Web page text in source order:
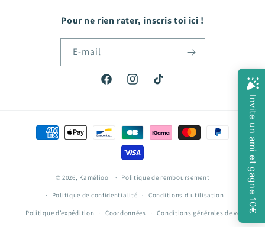
Pour ne rien rater, inscris toi ici !
E-mail
FacebookInstagramTikTok
Moyens
© 2026, Kamélioo Politique de remboursement
Politique de confidentialité Conditions d’utilisation
Politique d’expédition Coordonnées Conditions générales de vente